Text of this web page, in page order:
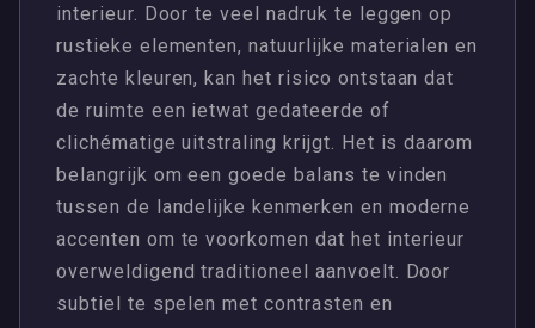
interieur. Door te veel nadruk te leggen op
rustieke elementen, natuurlijke materialen en
zachte kleuren, kan het risico ontstaan dat
de ruimte een ietwat gedateerde of
clichématige uitstraling krijgt. Het is daarom
belangrijk om een goede balans te vinden
tussen de landelijke kenmerken en moderne
accenten om te voorkomen dat het interieur
overweldigend traditioneel aanvoelt. Door
subtiel te spelen met contrasten en